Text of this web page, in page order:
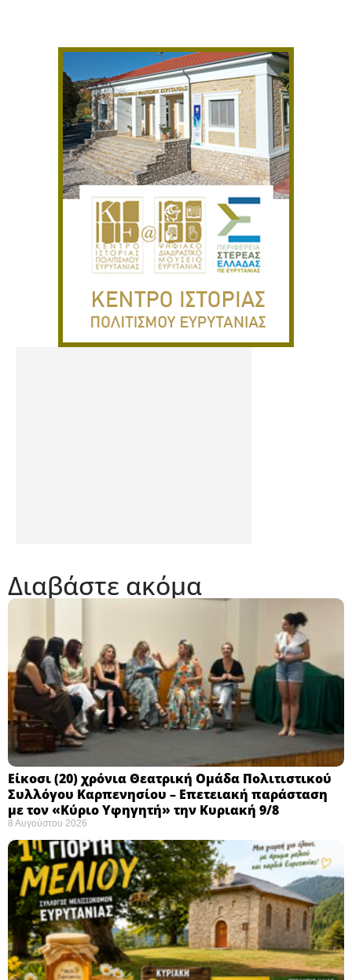
Διαβάστε ακόμα
Eίκοσι (20) χρόνια Θεατρική Ομάδα Πολιτιστικού
Συλλόγου Καρπενησίου – Επετειακή παράσταση
με τον «Κύριο Υφηγητή» την Κυριακή 9/8
8 Αυγούστου 2026